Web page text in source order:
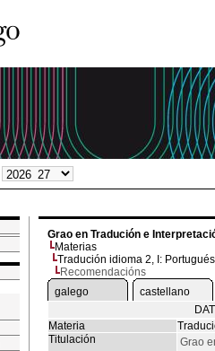
Grao en Tradución e
Materias
Tradución idioma 2, I:
Recomendacións
galego
castellano
Materia
Titulación
Grao